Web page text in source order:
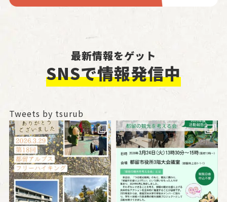
最新情報をゲット
SNSで情報発信中
Tweets by tsurub